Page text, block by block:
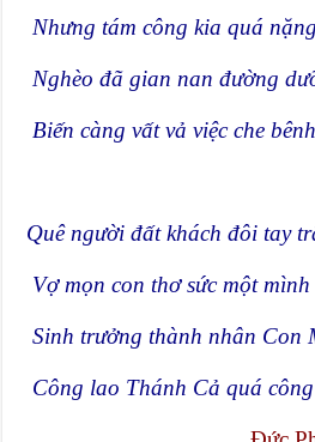
Nhưng tám công kia quá
Nghèo đã gian nan đường
Biến càng vất vả việc che bênh
Quê người đất khách đôi tay
Vợ mọn con thơ sức một mình
Sinh trưởng thành nhân Con
Công lao Thánh Cả quá